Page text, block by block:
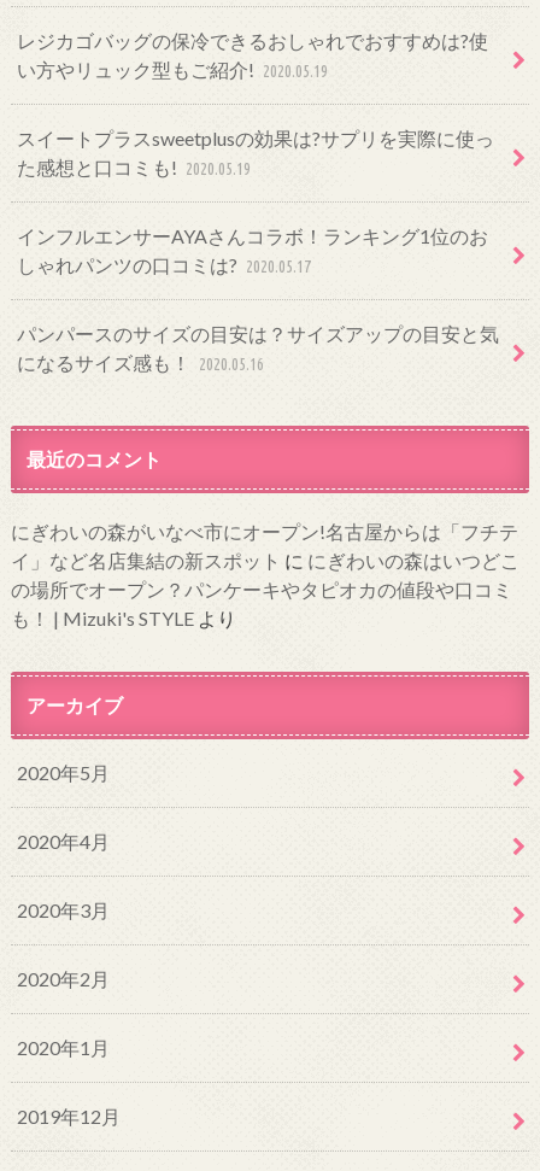
レジカゴバッグの保冷できるおしゃれでおすすめは?使
い方やリュック型もご紹介! 2020.05.19
スイートプラスsweetplusの効果は?サプリを実際に使っ
た感想と口コミも! 2020.05.19
インフルエンサーAYAさんコラボ！ランキング1位のお
しゃれパンツの口コミは? 2020.05.17
パンパースのサイズの目安は？サイズアップの目安と気
になるサイズ感も！
2020.05.16
最近のコメント
にぎわいの森がいなべ市にオープン!名古屋からは「フチテ
イ」など名店集結の新スポット に にぎわいの森はいつどこ
の場所でオープン？パンケーキやタピオカの値段や口コミ
も！ | Mizuki's STYLEより
アーカイブ
2020年5月
2020年4月
2020年3月
2020年2月
2020年1月
2019年12月